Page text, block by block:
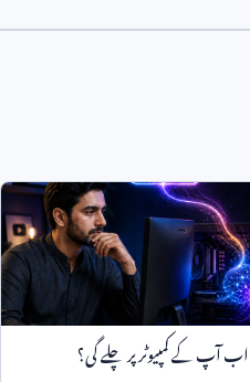
اب آپ کے کمپیوٹر پر چلے گی؟